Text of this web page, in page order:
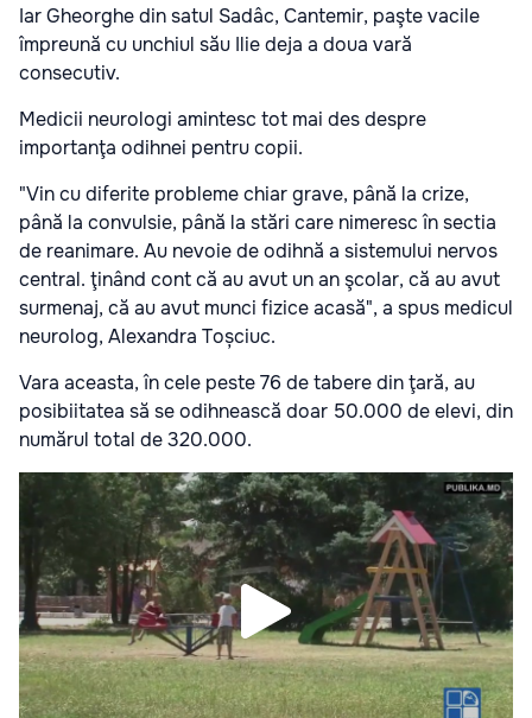
Iar Gheorghe din satul Sadâc, Cantemir, paşte vacile
împreună cu unchiul său Ilie deja a doua vară
consecutiv.
Medicii neurologi amintesc tot mai des despre
importanţa odihnei pentru copii.
"Vin cu diferite probleme chiar grave, până la crize,
până la convulsie, până la stări care nimeresc în sectia
de reanimare. Au nevoie de odihnă a sistemului nervos
central. ţinând cont că au avut un an şcolar, că au avut
surmenaj, că au avut munci fizice acasă", a spus medicul
neurolog, Alexandra Toșciuc.
Vara aceasta, în cele peste 76 de tabere din ţară, au
posibiitatea să se odihnească doar 50.000 de elevi, din
numărul total de 320.000.